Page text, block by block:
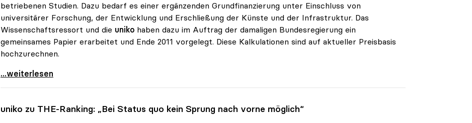
betriebenen Studien. Dazu bedarf es einer ergänzenden Grundfinanzierung unter Einschluss von
universitärer Forschung, der Entwicklung und Erschließung der Künste und der Infrastruktur. Das
Wissenschaftsressort und die uniko haben dazu im Auftrag der damaligen Bundesregierung ein
gemeinsames Papier erarbeitet und Ende 2011 vorgelegt. Diese Kalkulationen sind auf aktueller Preisbasis
hochzurechnen.
uniko: Studienplatzfinanzierung muss zu besserer
...weiterlesen
uniko zu THE-Ranking: „Bei Status quo kein Sprung nach vorne möglich“